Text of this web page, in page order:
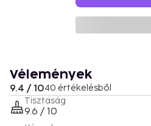
Vélemények
9.4 / 1040 értékelésből
Tisztaság
9.6 / 10